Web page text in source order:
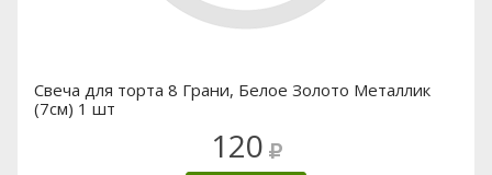
Свеча для торта 8 Грани, Белое Золото Металлик
(7см) 1 шт
120